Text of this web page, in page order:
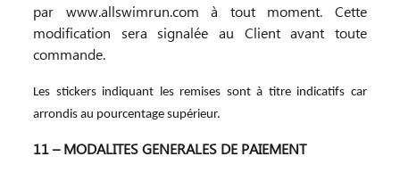
par www.allswimrun.com à tout moment. Cette
modification sera signalée au Client avant toute
commande.
Les stickers indiquant les remises sont à titre indicatifs car
arrondis au pourcentage supérieur.
11 – MODALITES GENERALES DE PAIEMENT